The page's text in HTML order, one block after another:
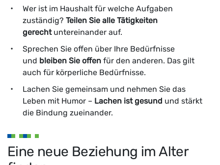
Wer ist im Haushalt für welche Aufgaben
zuständig? Teilen Sie alle Tätigkeiten
gerechtuntereinander auf.
Sprechen Sie offen über Ihre Bedürfnisse
und bleiben Sie offen für den anderen. Das gilt
auch für körperliche Bedürfnisse.
Lachen Sie gemeinsam und nehmen Sie das
Leben mit Humor – Lachen ist gesund und stärkt
die Bindung zueinander.
Eine neue Beziehung im Alter